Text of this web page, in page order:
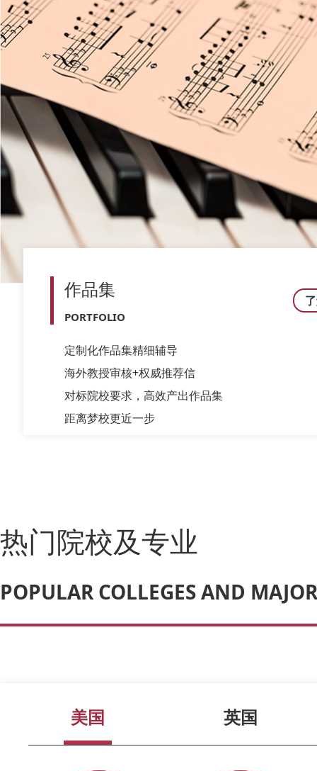
作品集
PORTFOLIO
定制化作品集精细辅导
海外教授审核+权威推荐信
对标院校要求，高效产出作品集
距离梦校更近一步
热门院校及专业
POPULAR COLLEGES AND
美国 英国